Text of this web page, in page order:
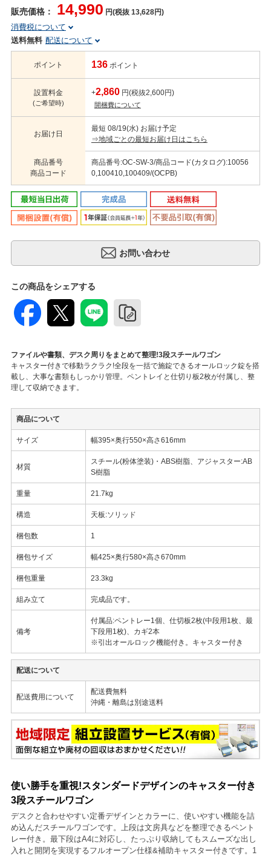
販売価格： 14,990 円(税抜 13,628円)
消費税について
送料無料 配送について
ポイント 136 ポイント
設置料金
(ご希望時)
+2,860 円(税抜2,600円)
開梱費について
お届け日
最短 08/19(水) お届け予定
⇒地域ごとの最短お届け日はこちら
商品番号
商品コード
商品番号:OC-SW-3/商品コード(カタログ):10056
0,100410,100409/(OCPB)
この商品をシェアする
ファイルや書類、デスク周りをまとめて整理!3段スチールワゴン
キャスター付きで移動ラクラク!全段を一括で施錠できるオールロック錠を搭
載し、大事な書類もしっかり管理。ペントレイと仕切り板2枚が付属し、整
理して収納できます。
商品について
サイズ 幅395×奥行550×高さ616mm
材質
スチール(粉体塗装)・ABS樹脂、アジャスター:AB
S樹脂
重量 21.7kg
構造 天板:ソリッド
梱包数 1
梱包サイズ 幅425×奥行580×高さ670mm
梱包重量 23.3kg
組み立て 完成品です。
備考
付属品:ペントレー1個、仕切板2枚(中段用1枚、最
下段用1枚)、カギ2本
※引出オールロック機能付き。キャスター付き
配送について
配送費用について
配送費無料
沖縄・離島は別途送料
使い勝手を重視!スタンダードデザインのキャスター付き
3段スチールワゴン
デスクと合わせやすい定番デザインとカラーに、使いやすい機能を詰
め込んだスチールワゴンです。上段は文房具などを整理できるペント
レー付き。最下段はA4に対応し、たっぷり収納してもスムーズな出し
入れと開閉を実現するフルオープン仕様&補助キャスター付きです。1